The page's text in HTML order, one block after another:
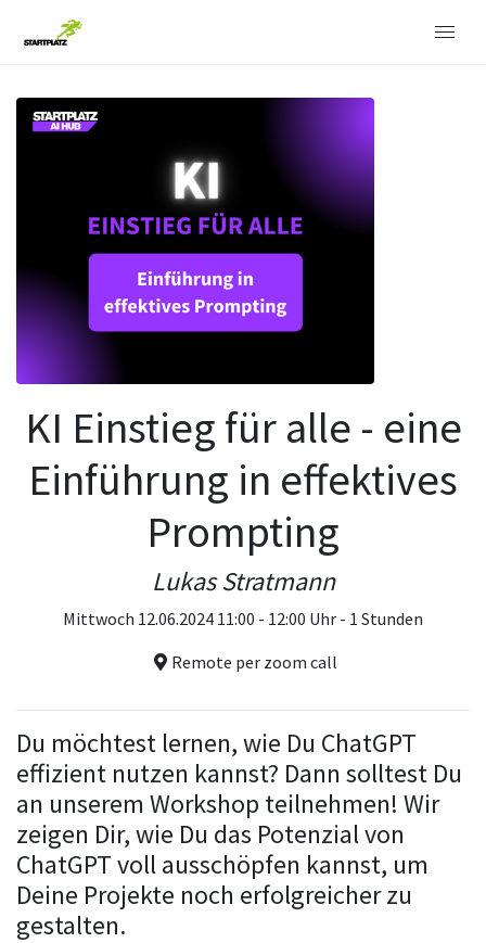
KI Einstieg für alle - eine
Einführung in effektives
Prompting
Lukas Stratmann
Mittwoch 12.06.2024 11:00 - 12:00 Uhr - 1 Stunden
Remote per zoom call
Du möchtest lernen, wie Du ChatGPT
effizient nutzen kannst? Dann solltest Du
an unserem Workshop teilnehmen! Wir
zeigen Dir, wie Du das Potenzial von
ChatGPT voll ausschöpfen kannst, um
Deine Projekte noch erfolgreicher zu
gestalten.